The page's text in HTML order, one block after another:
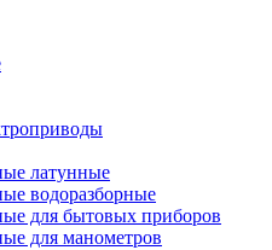
латунные
водоразборные
для бытовых приборов
для манометров